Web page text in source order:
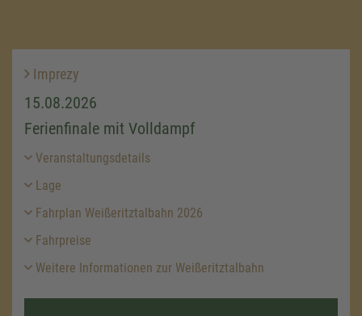
Imprezy
15.08.2026
Ferienfinale mit Volldampf
Veranstaltungsdetails
Lage
Fahrplan Weißeritztalbahn 2026
Fahrpreise
Weitere Informationen zur Weißeritztalbahn